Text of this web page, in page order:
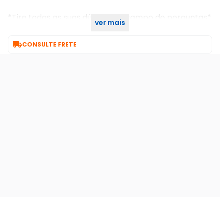
*Tire todas as suas dúvidas no campo de perguntas*
ver mais
CONSULTE FRETE